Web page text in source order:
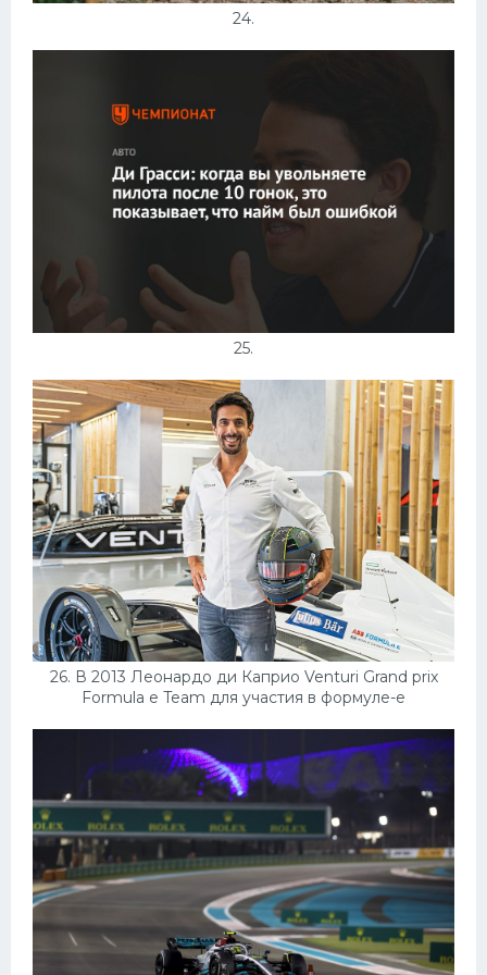
24.
25.
26. В 2013 Леонардо ди Каприо Venturi Grand prix
Formula e Team для участия в формуле-е